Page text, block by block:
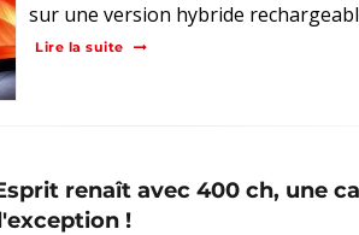
sur une version hybride
Lire la suite
renaît avec 400 ch, une
!